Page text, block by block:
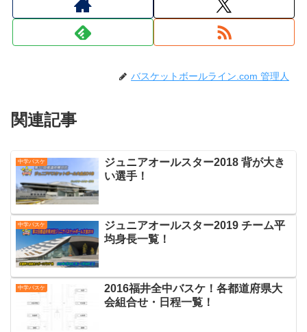
バスケットボールライン.com 管理人
関連記事
中学バスケ
ジュニアオールスター2018 背が大き
い選手！
中学バスケ
ジュニアオールスター2019 チーム平
均身長一覧！
中学バスケ
2016福井全中バスケ！各都道府県大
会組合せ・日程一覧！